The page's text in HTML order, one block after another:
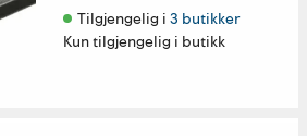
Tilgjengelig i 3 butikker
Kun tilgjengelig i butikk